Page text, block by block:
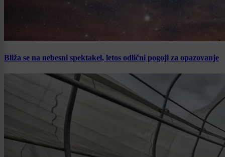
Bliža se na nebesni spektakel, letos odlični pogoji za opazovanje